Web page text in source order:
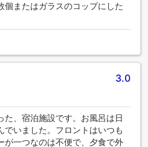
個またはガラスのコップにした
3.0
た、宿泊施設です。お風呂は日
でいました。フロントはいつも
が一つなのは不便で、夕食で外